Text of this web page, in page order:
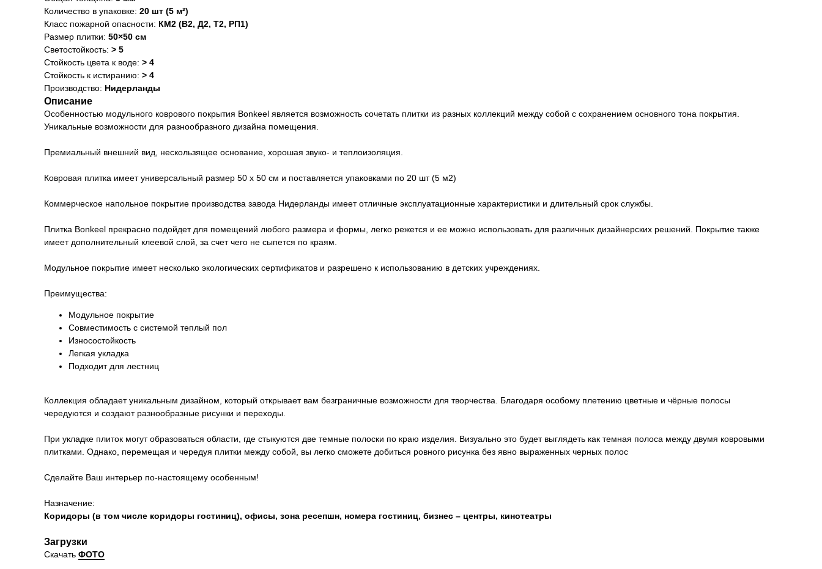
Количество в упаковке: 20 шт (5 м²)
Класс пожарной опасности: КМ2 (В2, Д2, Т2, РП1)
Размер плитки: 50×50 см
Светостойкость: > 5
Стойкость цвета к воде: > 4
Стойкость к истиранию: > 4
Производство: Нидерланды
Описание
Особенностью модульного коврового покрытия Bonkeel является возможность сочетать плитки из разных коллекций между собой с сохранением основного тона покрытия.
Уникальные возможности для разнообразного дизайна помещения.
Премиальный внешний вид, нескользящее основание, хорошая звуко- и теплоизоляция.
Ковровая плитка имеет универсальный размер 50 х 50 см и поставляется упаковками по 20 шт (5 м2)
Коммерческое напольное покрытие производства завода Нидерланды имеет отличные эксплуатационные характеристики и длительный срок службы.
Плитка Bonkeel прекрасно подойдет для помещений любого размера и формы, легко режется и ее можно использовать для различных дизайнерских решений. Покрытие также
имеет дополнительный клеевой слой, за счет чего не сыпется по краям.
Модульное покрытие имеет несколько экологических сертификатов и разрешено к использованию в детских учреждениях.
Преимущества:
Модульное покрытие
Совместимость с системой теплый пол
Износостойкость
Легкая укладка
Подходит для лестниц
Коллекция обладает уникальным дизайном, который открывает вам безграничные возможности для творчества. Благодаря особому плетению цветные и чёрные полосы
чередуются и создают разнообразные рисунки и переходы.
При укладке плиток могут образоваться области, где стыкуются две темные полоски по краю изделия. Визуально это будет выглядеть как темная полоса между двумя ковровыми
плитками. Однако, перемещая и чередуя плитки между собой, вы легко сможете добиться ровного рисунка без явно выраженных черных полос
Сделайте Ваш интерьер по-настоящему особенным!
Назначение:
Коридоры (в том числе коридоры гостиниц), офисы, зона ресепшн, номера гостиниц, бизнес – центры, кинотеатры
Загрузки
Скачать ФОТО